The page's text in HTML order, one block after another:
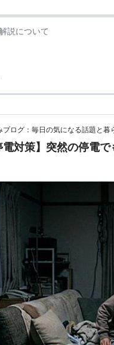
説について
ブログ：毎日の気になる話題と暮
電対策】突然の停電